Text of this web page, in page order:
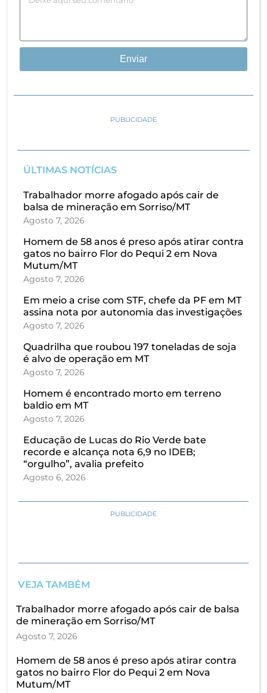
Enviar
PUBLICIDADE
ÚLTIMAS NOTÍCIAS
Trabalhador morre afogado após cair de
balsa de mineração em Sorriso/MT
Agosto 7, 2026
Homem de 58 anos é preso após atirar contra
gatos no bairro Flor do Pequi 2 em Nova
Mutum/MT
Agosto 7, 2026
Em meio a crise com STF, chefe da PF em MT
assina nota por autonomia das investigações
Agosto 7, 2026
Quadrilha que roubou 197 toneladas de soja
é alvo de operação em MT
Agosto 7, 2026
Homem é encontrado morto em terreno
baldio em MT
Agosto 7, 2026
Educação de Lucas do Rio Verde bate
recorde e alcança nota 6,9 no IDEB;
“orgulho”, avalia prefeito
Agosto 6, 2026
PUBLICIDADE
VEJA TAMBÉM
Trabalhador morre afogado após cair de balsa
de mineração em Sorriso/MT
Agosto 7, 2026
Homem de 58 anos é preso após atirar contra
gatos no bairro Flor do Pequi 2 em Nova
Mutum/MT